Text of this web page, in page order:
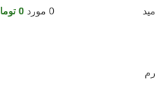
0 مورد 0